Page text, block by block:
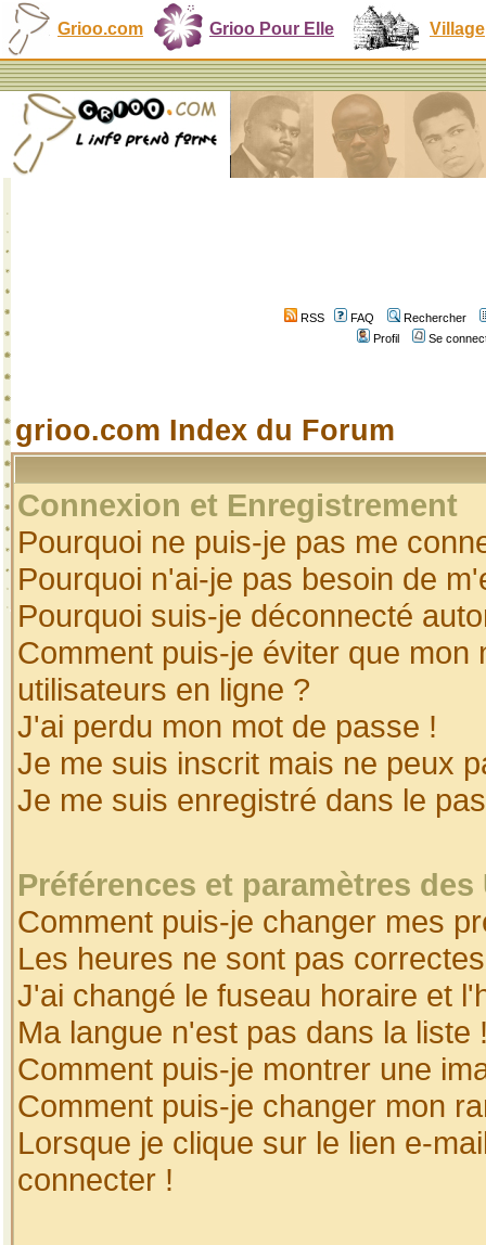
Grioo.com Grioo Pour Elle Village
RSS FAQ
Rechercher
Profil
Se
grioo.com Index du Forum
Connexion et Enregistrement
Pourquoi ne puis-je pas me
Pourquoi n'ai-je pas besoin de
Pourquoi suis-je déconnecté
Comment puis-je éviter que
utilisateurs en ligne ?
J'ai perdu mon mot de passe !
Je me suis inscrit mais ne peux
Je me suis enregistré dans le
Préférences et paramètres
Comment puis-je changer mes
Les heures ne sont pas
J'ai changé le fuseau horaire et
Ma langue n'est pas dans la liste
Comment puis-je montrer une
Comment puis-je changer mon
Lorsque je clique sur le lien e-
connecter !